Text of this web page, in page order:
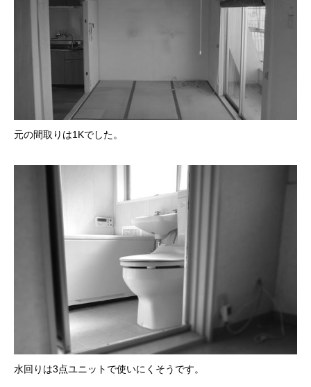
元の間取りは1Kでした。
水回りは3点ユニットで使いにくそうです。